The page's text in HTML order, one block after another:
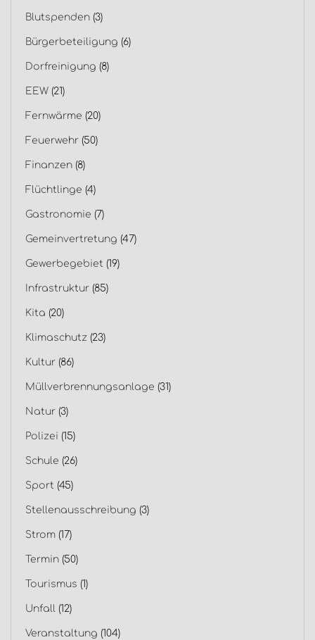
Blutspenden (3)
Bürgerbeteiligung (6)
Dorfreinigung (8)
EEW (21)
Fernwärme (20)
Feuerwehr (50)
Finanzen (8)
Flüchtlinge (4)
Gastronomie (7)
Gemeinvertretung (47)
Gewerbegebiet (19)
Infrastruktur (85)
Kita (20)
Klimaschutz (23)
Kultur (86)
Müllverbrennungsanlage (31)
Natur (3)
Polizei (15)
Schule (26)
Sport (45)
Stellenausschreibung (3)
Strom (17)
Termin (50)
Tourismus (1)
Unfall (12)
Veranstaltung (104)